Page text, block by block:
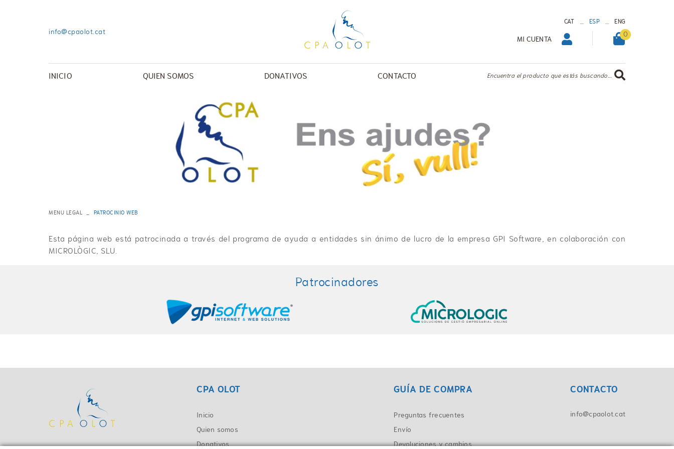
info@cpaolot.cat
CAT _ ESP _ ENG
MI CUENTA 0
INICIO QUIEN SOMOS DONATIVOS CONTACTO Encuentra el producto que estás buscando...
MENU LEGAL PATROCINIO WEB
Esta página web está patrocinada a través del programa de ayuda a entidades sin ánimo de lucro de la empresa GPI Software, en colaboración con
MICROLÒGIC, SLU.
Patrocinadores
CPA OLOT
Inicio
Quien somos
Donativos
GUÍA DE COMPRA
Preguntas frecuentes
Envío
Devoluciones y cambios
CONTACTO
info@cpaolot.cat